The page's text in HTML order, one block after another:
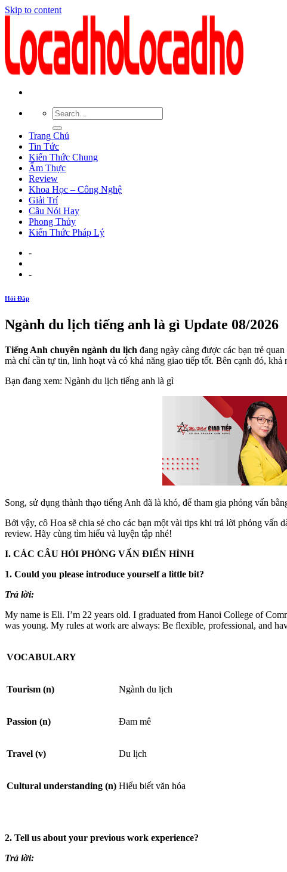
Skip to content
Trang Chủ
Tin Tức
Kiến Thức Chung
Ẩm Thực
Review
Khoa Học – Công Nghệ
Giải Trí
Câu Nói Hay
Phong Thủy
Kiến Thức Pháp Lý
-
-
Hỏi Đáp
Ngành du lịch tiếng anh là gì Update 08/2026
Tiếng Anh chuyên ngành du lịch đang ngày càng được các bạn trẻ
mà chỉ cần tự tin, linh hoạt và có khả năng giao tiếp tốt. Bên cạnh đó,
Bạn đang xem: Ngành du lịch tiếng anh là gì
Song, sử dụng thành thạo tiếng Anh đã là khó, để tham gia phỏng vấn
Bởi vậy, cô Hoa sẽ chia sẻ cho các bạn một vài tips khi trả lời phỏng vấn
review. Hãy cùng tìm hiểu và luyện tập nhé!
I. CÁC CÂU HỎI PHỎNG VẤN ĐIỂN HÌNH
1. Could you please introduce yourself a little bit?
Trả lời:
My name is Eli. I’m 22 years old. I graduated from Hanoi College of
was young. My rules at work are always: Be flexible, professional, and
VOCABULARY
Tourism (n) Ngành du lịch
Passion (n) Đam mê
Travel (v) Du lịch
Cultural understanding (n) Hiểu biết văn hóa
2. Tell us about your previous work experience?
Trả lời: